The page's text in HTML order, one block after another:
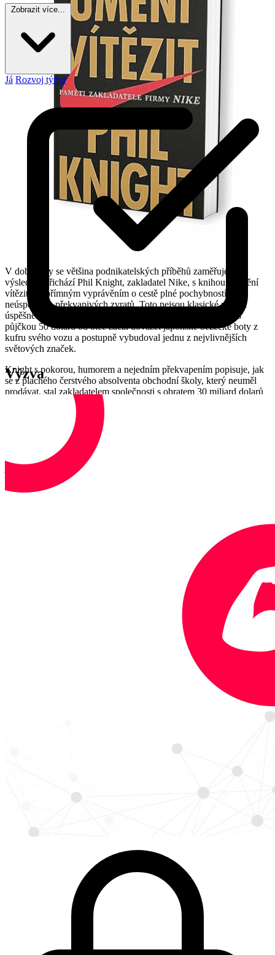
V době, kdy se většina podnikatelských příběhů zaměřuje na
výsledek, přichází Phil Knight, zakladatel Nike, s knihou "Umění
vítězit" - upřímným vyprávěním o cestě plné pochybností,
neúspěchů a překvapivých zvratů. Toto nejsou klasické paměti
úspěšného podnikatele, ale autentický příběh člověka, který s
půjčkou 50 dolarů od otce začal dovážet japonské běžecké boty z
kufru svého vozu a postupně vybudoval jednu z nejvlivnějších
světových značek.
Knight s pokorou, humorem a nejedním překvapením popisuje, jak
se z plachého čerstvého absolventa obchodní školy, který neuměl
prodávat, stal zakladatelem společnosti s obratem 30 miliard dolarů
ročně. Kniha odkrývá zákulisí vzniku legendárního loga "fajfky",
dramatické chvíle, kdy firma téměř zkrachovala kvůli nedostatku
finančních prostředků.
"Umění vítězit" ukazuje, že úspěch není jen o dobrých nápadech,
ale o vytrvalosti, odvaze jít za svým snem a o síle týmu "bláznů" -
jak Knight nazývá své nejbližší spolupracovníky. Kniha
demonstruje, jak z "bláznivého nápadu" může vzniknout globální
fenomén, pokud člověk nevzdá své vize a dokáže překonávat
Petr Skondrojanis je zakladatel a CEO COCUMA, expert na
Zobrazit více...
Já Rozvoj týmu
Výzva